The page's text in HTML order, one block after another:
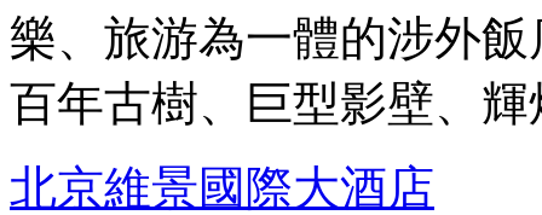
樂、旅游為一體的涉外
百年古樹、巨型影壁、輝
北京維景國際大酒店